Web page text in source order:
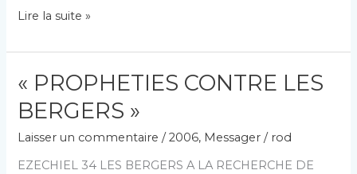
« QUE
MODÉRATION
CONNUE »
Lire la suite »
« PROPHETIES CONTRE LES
BERGERS »
Laisser un commentaire /2006, Messager / rod
EZECHIEL 34 LES BERGERS A LA RECHERCHE DE